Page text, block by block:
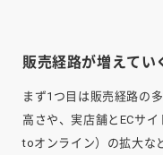
販売経路が増えてい
まず1つ目は販売経路の
高さや、実店舗とECサ
toオンライン）の拡大な